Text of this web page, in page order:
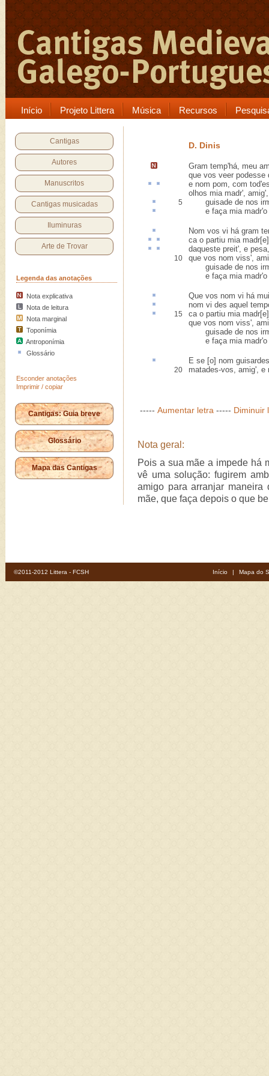
Início Projeto Littera Música Recursos
Cantigas
Autores
Manuscritos
Cantigas musicadas
Iluminuras
Arte de Trovar
Legenda das anotações
Nota explicativa
Nota de leitura
Nota marginal
Toponímia
Antroponímia
Glossário
Esconder anotações
Imprimir / copiar
Cantigas: Guia breve
Glossário
Mapa das Cantigas
D. Dinis
Gram temp'há, meu
que vos veer podesse
e nom pom, com
olhos mia madr',
5 guisade de nos
e faça mia madr'o
Nom vos vi há gram
cao partiu mia
daqueste preit', e
10
que vos nom viss',
guisade de nos
e faça mia madr'o
Que vos nom vi há
nom vi des aquel
15
ca o partiu mia
que vos nom viss',
guisade de nos
e faça mia madr'o
E se [o] nom
20 matades-vos, amig', e
----- Aumentar letra ----- Diminuir
Nota geral:
Pois a sua mãe a impede há
vê uma solução: fugirem
amigo para arranjar
mãe, que faça depois o que
©2011-2012 Littera - FCSH Início | Mapa do